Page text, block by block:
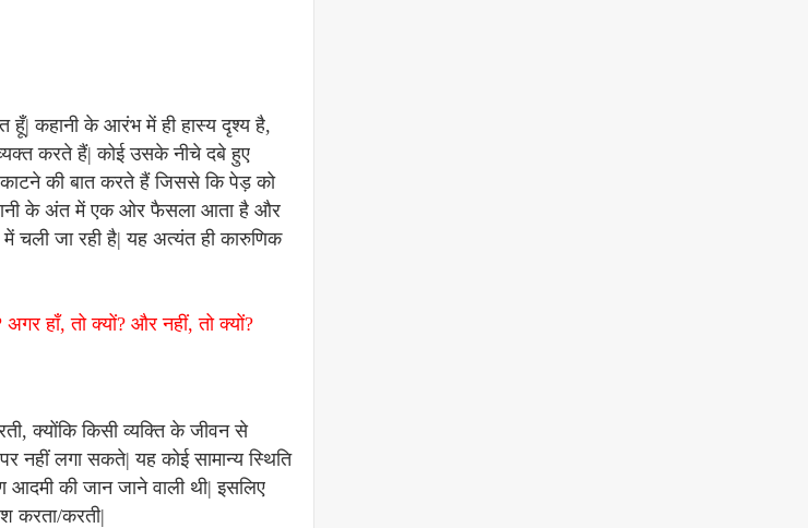
हूँ| कहानी के आरंभ में ही हास्य दृश्य है,
करते हैं| कोई उसके नीचे दबे हुए
की बात करते हैं जिससे कि पेड़ को
के अंत में एक ओर फैसला आता है और
चली जा रही है| यह अत्यंत ही कारुणिक
हाँ, तो क्यों? और नहीं, तो क्यों?
क्योंकि किसी व्यक्ति के जीवन से
नहीं लगा सकते| यह कोई सामान्य स्थिति
आदमी की जान जाने वाली थी| इसलिए
करता/करती|